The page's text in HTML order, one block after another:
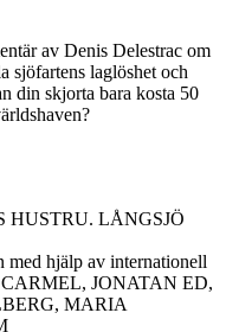
av Denis Delestrac om
sjöfartens laglöshet och
din skjorta bara kosta 50
HUSTRU. LÅNGSJÖ
med hjälp av internationell
JONATAN ED,
MARIA